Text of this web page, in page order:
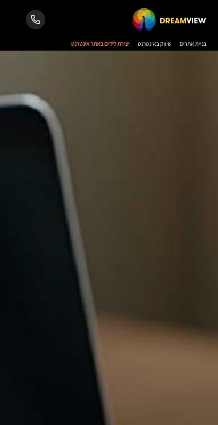
בניית אתרים שיווק באינטרנט יצירת לידים באתר אינטרנט